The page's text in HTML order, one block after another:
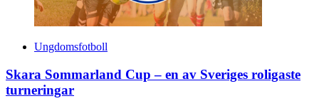
Ungdomsfotboll
Skara Sommarland Cup – en av Sveriges roligaste
turneringar